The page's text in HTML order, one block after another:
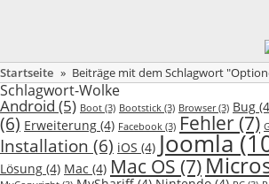
Startseite » Beiträge mit dem Schlagwort
Schlagwort-Wolke
Android (5) Boot (3) Bootstick (3) Browser(3) Bug
(6) Erweiterung (4) Facebook (3) Fehler(7)
Installation (6) iOS (4) Joomla
Lösung (4) Mac (4) Mac OS (7)